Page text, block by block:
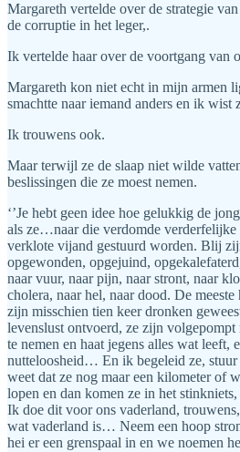
Margareth vertelde over de strategie
de corruptie in het leger,.
Ik vertelde haar over de voortgang van
Margareth kon niet echt in mijn armen
smachtte naar iemand anders en ik wist
Ik trouwens ook.
Maar terwijl ze de slaap niet wilde
beslissingen die ze moest nemen.
‘’Je hebt geen idee hoe gelukkig de
als ze…naar die verdomde
verklote vijand gestuurd worden. Blij
opgewonden, opgejuind,
naar vuur, naar pijn, naar stront, naar
cholera, naar hel, naar dood. De
zijn misschien tien keer dronken
levenslust ontvoerd, ze zijn volgepompt
te nemen en haat jegens alles wat leeft,
nutteloosheid… En ik begeleid ze,
weet dat ze nog maar een kilometer of
lopen en dan komen ze in het
Ik doe dit voor ons vaderland,
wat vaderland is… Neem een hoop
hei er een grenspaal in en we noemen